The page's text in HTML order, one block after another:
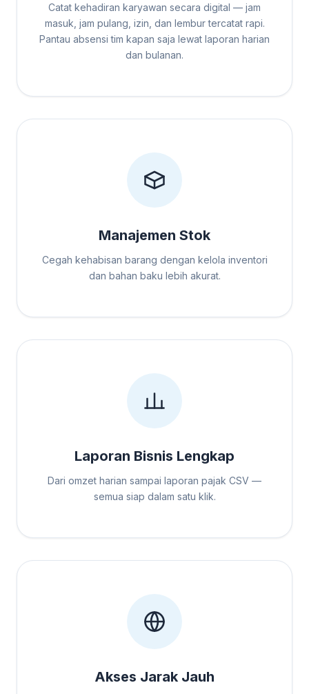
Catat kehadiran karyawan secara digital — jam
masuk, jam pulang, izin, dan lembur tercatat rapi.
Pantau absensi tim kapan saja lewat laporan harian
dan bulanan.
Manajemen Stok
Cegah kehabisan barang dengan kelola inventori
dan bahan baku lebih akurat.
Laporan Bisnis Lengkap
Dari omzet harian sampai laporan pajak CSV —
semua siap dalam satu klik.
Akses Jarak Jauh